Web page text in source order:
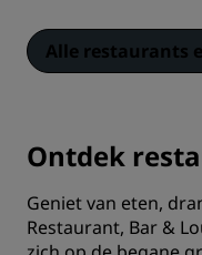
Alle restaurants
Ontdek
Geniet van eten,
Restaurant, Bar &